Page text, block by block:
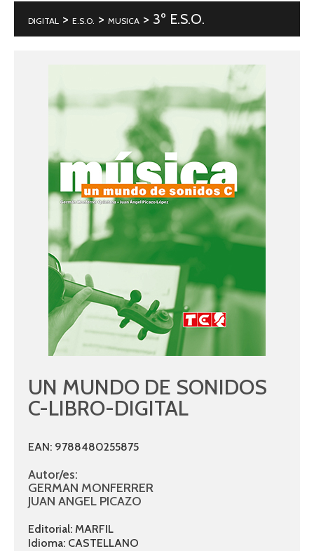
DIGITAL > E.S.O. > MUSICA > 3º E.S.O.
UN MUNDO DE SONIDOS
C-LIBRO-DIGITAL
EAN: 9788480255875
Autor/es:
GERMAN MONFERRER
JUAN ANGEL PICAZO
Editorial: MARFIL
Idioma: CASTELLANO